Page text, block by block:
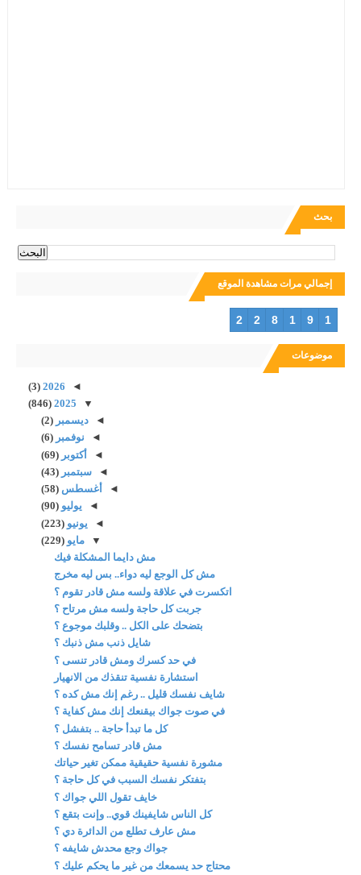
بحث
إجمالي مرات مشاهدة الموقع
2 2 8 1 9 1
موضوعات
◄
2026
(3)
▼
2025
(846)
◄ديسمبر(2)
◄ نوفمبر(6)
◄أكتوبر(69)
◄سبتمبر(43)
◄
أغسطس(58)
◄ يوليو(90)
◄ يونيو(223)
▼مايو(229)
مش دايما المشكلة فيك
مش كل الوجع ليه دواء.. بس ليه مخرج
اتكسرت في علاقة ولسه مش قادر تقوم ؟
جربت كل حاجة ولسه مش مرتاح ؟
بتضحك على الكل .. وقلبك موجوع ؟
شايل ذنب مش ذنبك ؟
في حد كسرك ومش قادر تنسى ؟
استشارة نفسية تنقذك من الانهيار
شايف نفسك قليل .. رغم إنك مش كده ؟
في صوت جواك بيقنعك إنك مش كفاية ؟
كل ما تبدأ حاجة .. بتفشل ؟
مش قادر تسامح نفسك ؟
مشورة نفسية حقيقية ممكن تغير حياتك
بتفتكر نفسك السبب في كل حاجة ؟
خايف تقول اللي جواك ؟
كل الناس شايفينك قوي.. وإنت بتقع ؟
مش عارف تطلع من الدائرة دي ؟
جواك وجع محدش شايفه ؟
محتاج حد يسمعك من غير ما يحكم عليك ؟